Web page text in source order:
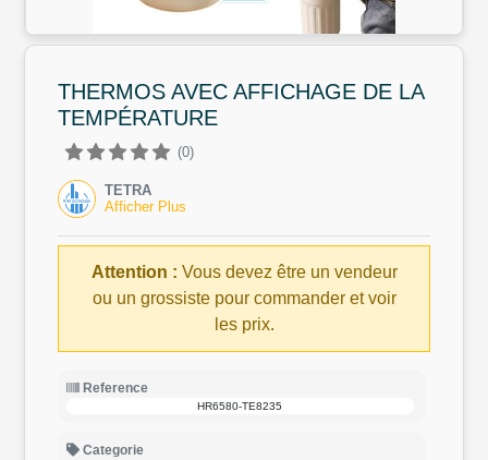
THERMOS AVEC AFFICHAGE DE LA
TEMPÉRATURE
(0)
TETRA
Afficher Plus
Attention : Vous devez être un vendeur
ou un grossiste pour commander et voir
les prix.
Reference
HR6580-TE8235
Categorie